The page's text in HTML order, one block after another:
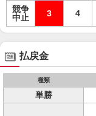
競争
中止
3 4
払戻金
種類
単勝